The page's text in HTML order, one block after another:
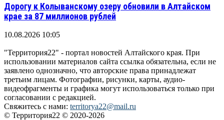
Дорогу к Колыванскому озеру обновили в Алтайском
крае за 87 миллионов рублей
10.08.2026 10:05
"Территория22" - портал новостей Алтайского края. При
использовании материалов сайта ссылка обязательна, если не
заявлено однозначно, что авторские права принадлежат
третьим лицам. Фотографии, рисунки, карты, аудио-
видеофрагменты и графика могут использоваться только при
согласовании с редакцией.
Свяжитесь с нами: territorya22@mail.ru
© Территория22 © 2020-2026